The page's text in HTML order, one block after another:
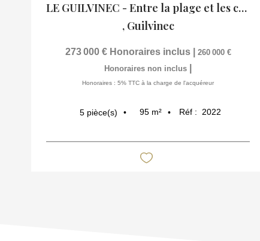
LE GUILVINEC - Entre la plage et les commerces
, Guilvinec
273 000 € Honoraires inclus
260 000 €
Honoraires non inclus
Honoraires : 5% TTC à la charge de l'acquéreur
5 pièce(s) 95 m² Réf : 2022